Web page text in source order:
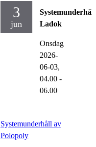
3
jun
Systemunderhåll
Ladok
Onsdag
2026-
06-03,
04.00 -
06.00
Systemunderhåll av
Polopoly